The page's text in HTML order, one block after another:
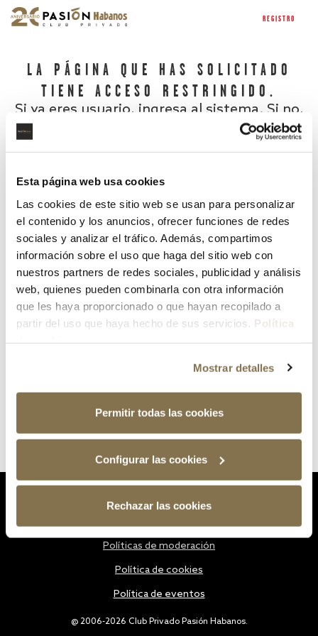
Esta página web usa cookies
Las cookies de este sitio web se usan para personalizar
el contenido y los anuncios, ofrecer funciones de redes
sociales y analizar el tráfico. Además, compartimos
información sobre el uso que haga del sitio web con
nuestros partners de redes sociales, publicidad y análisis
web, quienes pueden combinarla con otra información
que les haya proporcionado o que hayan recopilado a
partir del uso que haya hecho de sus servicios. Política
Mostrar detalles
Permitir todas las cookies
Configurar las cookies
Rechazar las cookies
REGISTRO
LA PÁGINA QUE HAS SOLICITADO
TIENE ACCESO RESTRINGIDO.
Si ya eres usuario, ingresa al sistema. Si no,
¿Has olvidado tu contraseña?
@ 2006-2026 Club Privado Pasión Habanos.
Políticas de moderación
Política de cookies
Política de eventos